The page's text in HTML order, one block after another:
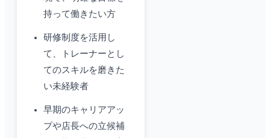
持って働きたい方
研修制度を活用し
て、トレーナーとし
てのスキルを磨きた
い未経験者
早期のキャリアアッ
プや店長への立候補